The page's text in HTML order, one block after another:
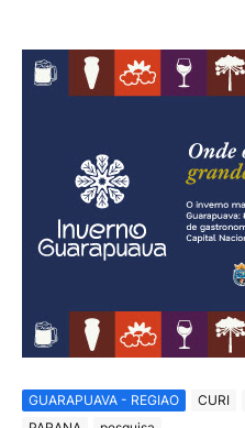
GUARAPUAVA - REGIAO CURI